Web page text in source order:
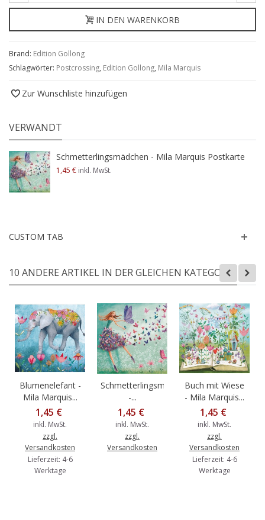
IN DEN WARENKORB
Brand: Edition Gollong
Schlagwörter: Postcrossing, Edition Gollong, Mila Marquis
Zur Wunschliste hinzufügen
VERWANDT
Schmetterlingsmädchen - Mila Marquis Postkarte
1,45 € inkl. MwSt.
CUSTOM TAB
10 ANDERE ARTIKEL IN DER GLEICHEN KATEGORIE:
Blumenelefant -
Mila Marquis...
1,45 €
inkl. MwSt.
zzgl.
Versandkosten
Lieferzeit: 4-6
Werktage
Schmetterlingsmädchen
-...
1,45 €
inkl. MwSt.
zzgl.
Versandkosten
Buch mit Wiese
- Mila Marquis...
1,45 €
inkl. MwSt.
zzgl.
Versandkosten
Lieferzeit: 4-6
Werktage